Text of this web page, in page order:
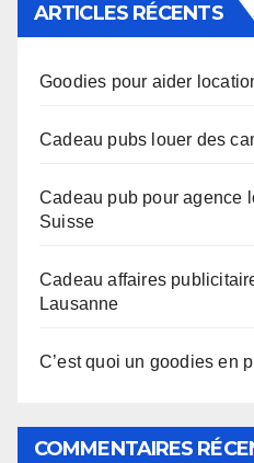
ARTICLES RÉCENTS
Goodies pour aider
Cadeau pubs louer des
Cadeau pub pour agence
Suisse
Cadeau affaires
Lausanne
C’est quoi un goodies en
COMMENTAIRES